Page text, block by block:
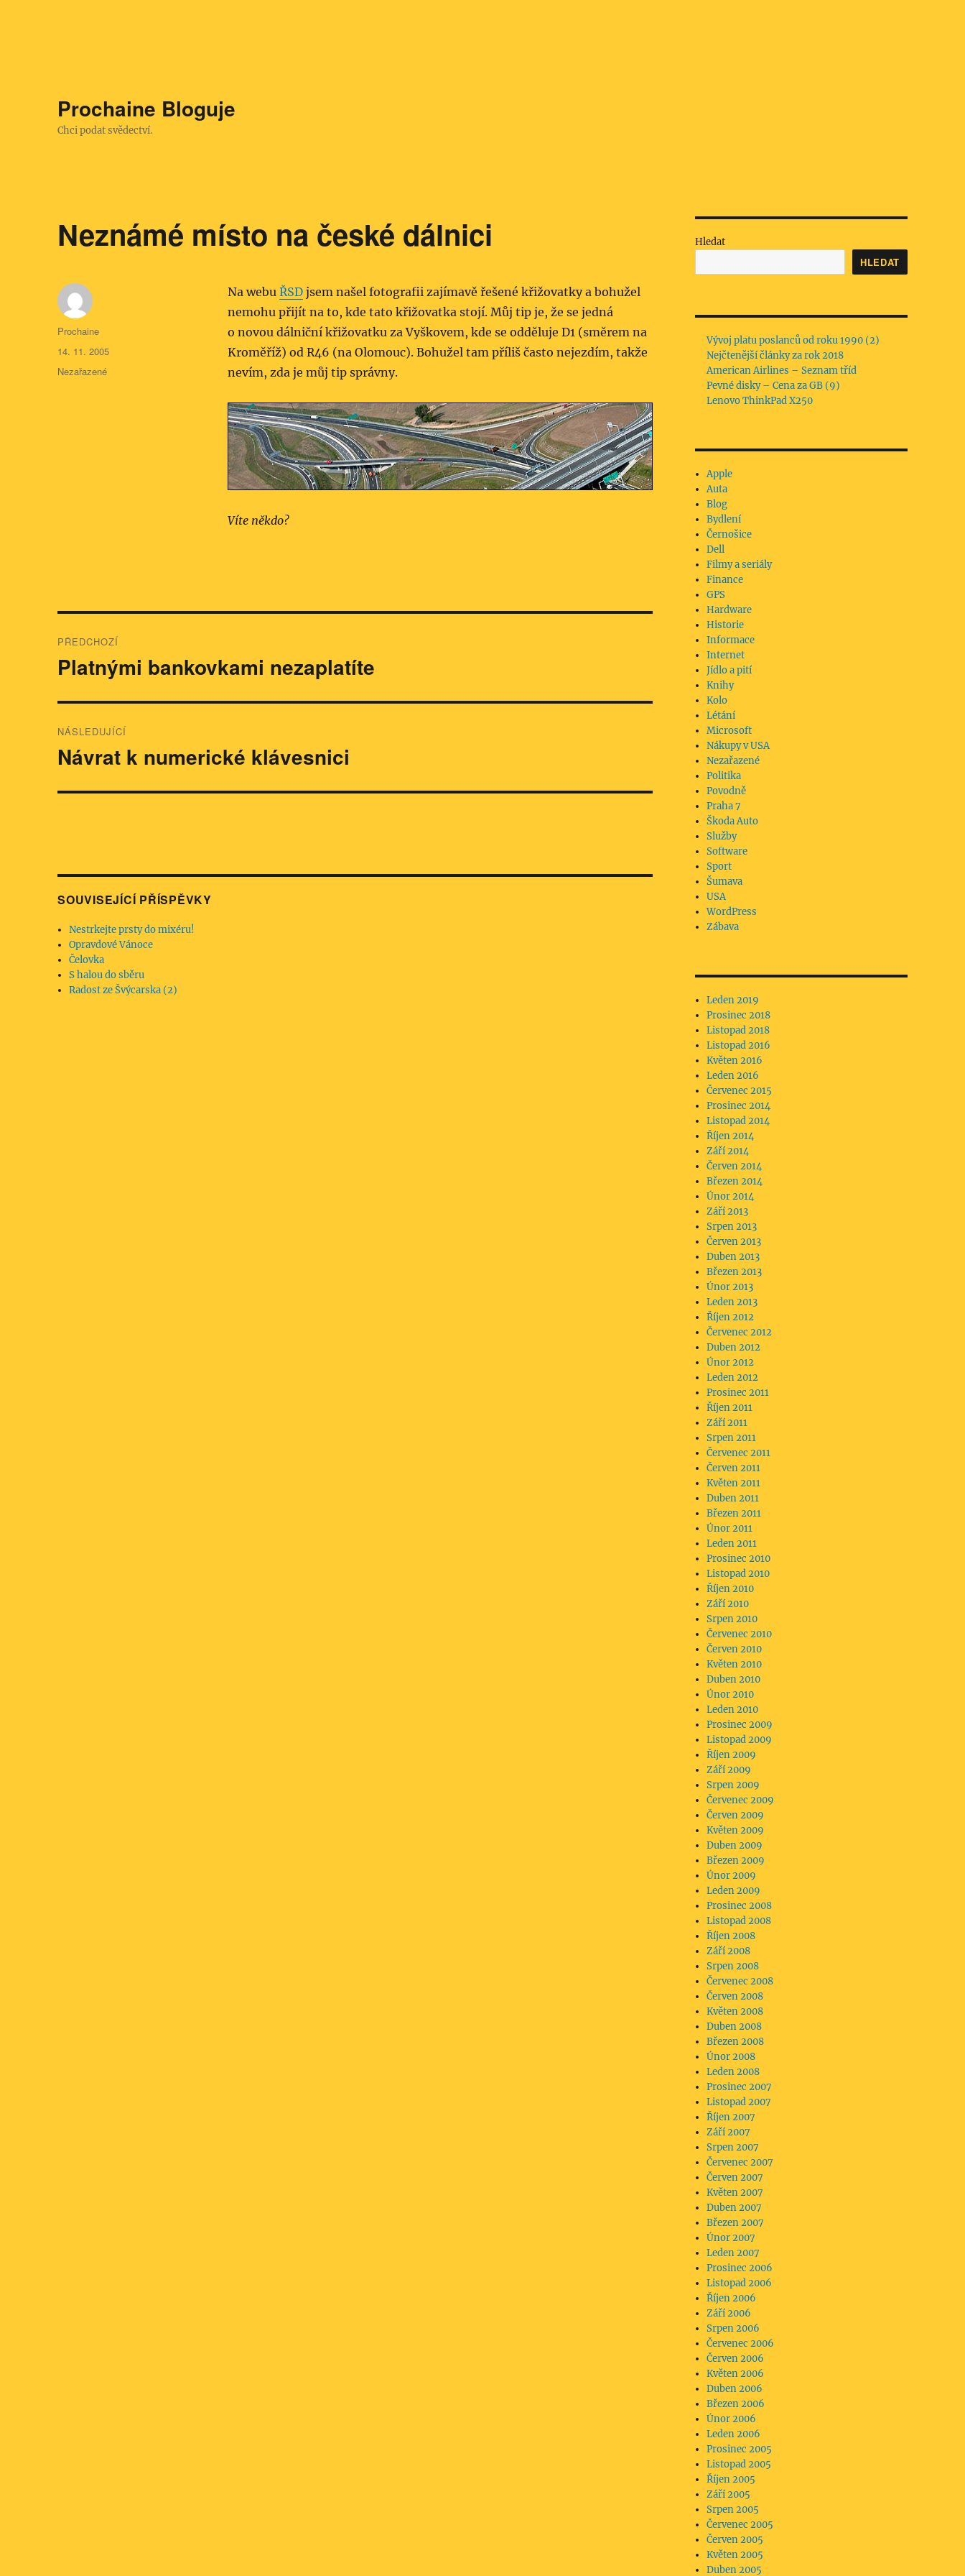
Prochaine Bloguje
Chci podat svědectví.
Neznámé místo na české dálnici
Na webu ŘSDjsem našel fotografii zajímavě řešené křižovatky a bohužel
nemohu přijít na to, kde tato křižovatka stojí. Můj tip je, že se jedná
o novou dálniční křižovatku za Vyškovem, kde se odděluje D1 (směrem na
Kroměříž) od R46 (na Olomouc). Bohužel tam příliš často nejezdím, takže
nevím, zda je můj tip správny.
Víte někdo?
Autor:
Prochaine
Publikováno:
14. 11. 2005
Rubriky:
Nezařazené
pro
PŘEDCHOZÍ
Předchozí
příspěvek:
Platnými bankovkami nezaplatíte
NÁSLEDUJÍCÍ
Následující
Návrat k numerické klávesnici
SOUVISEJÍCÍ PŘÍSPĚVKY
Nestrkejte prsty do mixéru!
Opravdové Vánoce
Čelovka
S halou do sběru
Radost ze Švýcarska (2)
Hledat
HLEDAT
Vývoj platu poslanců od roku 1990 (2)
Nejčtenější články za rok 2018
American Airlines – Seznam tříd
Pevné disky – Cena za GB (9)
Lenovo ThinkPad X250
Apple
Auta
Blog
Bydlení
Černošice
Dell
Filmy a seriály
Finance
GPS
Hardware
Historie
Informace
Internet
Jídlo a pití
Knihy
Kolo
Létání
Microsoft
Nákupy v USA
Nezařazené
Politika
Povodně
Praha 7
Škoda Auto
Služby
Software
Sport
Šumava
USA
WordPress
Zábava
Leden 2019
Prosinec 2018
Listopad 2018
Listopad 2016
Květen 2016
Leden 2016
Červenec 2015
Prosinec 2014
Listopad 2014
Říjen 2014
Září 2014
Červen 2014
Březen 2014
Únor 2014
Září 2013
Srpen 2013
Červen 2013
Duben 2013
Březen 2013
Únor 2013
Leden 2013
Říjen 2012
Červenec 2012
Duben 2012
Únor 2012
Leden 2012
Prosinec 2011
Říjen 2011
Září 2011
Srpen 2011
Červenec 2011
Červen 2011
Květen 2011
Duben 2011
Březen 2011
Únor 2011
Leden 2011
Prosinec 2010
Listopad 2010
Říjen 2010
Září 2010
Srpen 2010
Červenec 2010
Červen 2010
Květen 2010
Duben 2010
Únor 2010
Leden 2010
Prosinec 2009
Listopad 2009
Říjen 2009
Září 2009
Srpen 2009
Červenec 2009
Červen 2009
Květen 2009
Duben 2009
Březen 2009
Únor 2009
Leden 2009
Prosinec 2008
Listopad 2008
Říjen 2008
Září 2008
Srpen 2008
Červenec 2008
Červen 2008
Květen 2008
Duben 2008
Březen 2008
Únor 2008
Leden 2008
Prosinec 2007
Listopad 2007
Říjen 2007
Září 2007
Srpen 2007
Červenec 2007
Červen 2007
Květen 2007
Duben 2007
Březen 2007
Únor 2007
Leden 2007
Prosinec 2006
Listopad 2006
Říjen 2006
Září 2006
Srpen 2006
Červenec 2006
Červen 2006
Květen 2006
Duben 2006
Březen 2006
Únor 2006
Leden 2006
Prosinec 2005
Listopad 2005
Říjen 2005
Září 2005
Srpen 2005
Červenec 2005
Červen 2005
Květen 2005
Duben 2005